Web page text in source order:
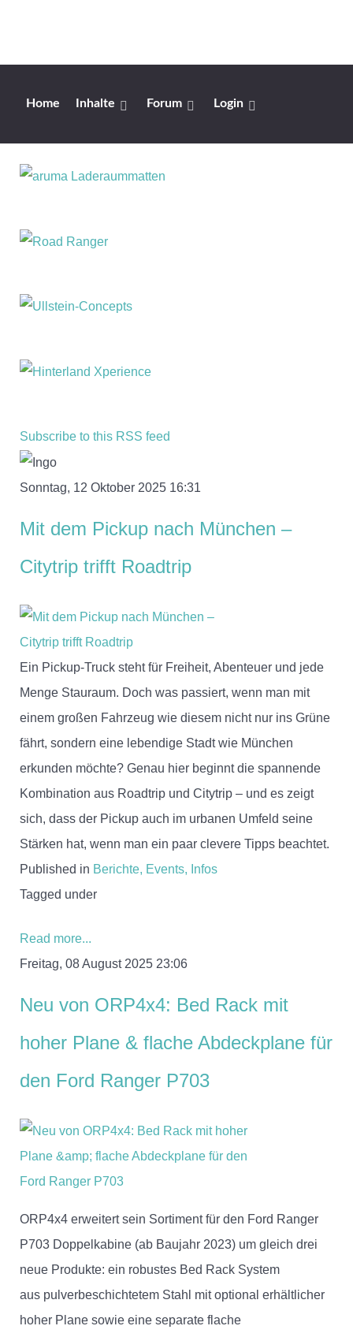
Home Inhalte Forum Login
Subscribe to this RSS feed
Sonntag, 12 Oktober 2025 16:31
Mit dem Pickup nach München –
Citytrip trifft Roadtrip
Ein Pickup-Truck steht für Freiheit, Abenteuer und jede
Menge Stauraum. Doch was passiert, wenn man mit
einem großen Fahrzeug wie diesem nicht nur ins Grüne
fährt, sondern eine lebendige Stadt wie München
erkunden möchte? Genau hier beginnt die spannende
Kombination aus Roadtrip und Citytrip – und es zeigt
sich, dass der Pickup auch im urbanen Umfeld seine
Stärken hat, wenn man ein paar clevere Tipps beachtet.
Published in Berichte, Events, Infos
Tagged under
Read more...
Freitag, 08 August 2025 23:06
Neu von ORP4x4: Bed Rack mit
hoher Plane & flache Abdeckplane für
den Ford Ranger P703
ORP4x4 erweitert sein Sortiment für den Ford Ranger
P703 Doppelkabine (ab Baujahr 2023) um gleich drei
neue Produkte: ein robustes Bed Rack System
aus pulverbeschichtetem Stahl mit optional erhältlicher
hoher Plane sowie eine separate flache